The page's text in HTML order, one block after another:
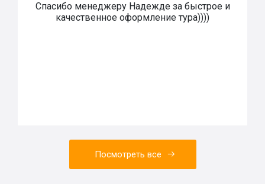
Спасибо менеджеру Надежде за быстрое и
качественное оформление тура))))
Посмотреть все